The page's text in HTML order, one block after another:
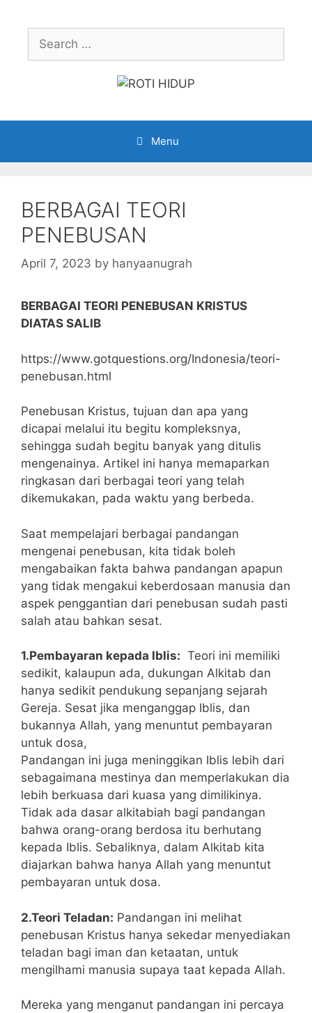
contentSearch
for:
Menu
BERBAGAI TEORI
PENEBUSAN
April 7, 2023 by hanyaanugrah
BERBAGAI TEORI PENEBUSAN KRISTUS
DIATAS SALIB
https://www.gotquestions.org/Indonesia/teori-
penebusan.html
Penebusan Kristus, tujuan dan apa yang
dicapai melalui itu begitu kompleksnya,
sehingga sudah begitu banyak yang ditulis
mengenainya. Artikel ini hanya memaparkan
ringkasan dari berbagai teori yang telah
dikemukakan, pada waktu yang berbeda.
Saat mempelajari berbagai pandangan
mengenai penebusan, kita tidak boleh
mengabaikan fakta bahwa pandangan apapun
yang tidak mengakui keberdosaan manusia dan
aspek penggantian dari penebusan sudah pasti
salah atau bahkan sesat.
1.Pembayaran kepada Iblis: Teori ini memiliki
sedikit, kalaupun ada, dukungan Alkitab dan
hanya sedikit pendukung sepanjang sejarah
Gereja. Sesat jika menganggap Iblis, dan
bukannya Allah, yang menuntut pembayaran
untuk dosa,
Pandangan ini juga meninggikan Iblis lebih dari
sebagaimana mestinya dan memperlakukan dia
lebih berkuasa dari kuasa yang dimilikinya.
Tidak ada dasar alkitabiah bagi pandangan
bahwa orang-orang berdosa itu berhutang
kepada Iblis. Sebaliknya, dalam Alkitab kita
diajarkan bahwa hanya Allah yang menuntut
pembayaran untuk dosa.
2.Teori Teladan: Pandangan ini melihat
penebusan Kristus hanya sekedar menyediakan
teladan bagi iman dan ketaatan, untuk
mengilhami manusia supaya taat kepada Allah.
Mereka yang menganut pandangan ini percaya